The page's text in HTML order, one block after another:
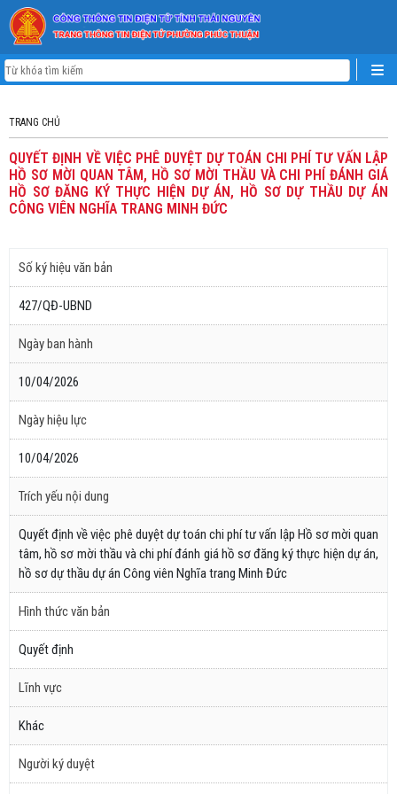
TRANG CHỦ
QUYẾT ĐỊNH VỀ VIỆC PHÊ DUYỆT DỰ TOÁN CHI PHÍ TƯ VẤN LẬP
HỒ SƠ MỜI QUAN TÂM, HỒ SƠ MỜI THẦU VÀ CHI PHÍ ĐÁNH GIÁ
HỒ SƠ ĐĂNG KÝ THỰC HIỆN DỰ ÁN, HỒ SƠ DỰ THẦU DỰ ÁN
CÔNG VIÊN NGHĨA TRANG MINH ĐỨC
Số ký hiệu văn bản
427/QĐ-UBND
Ngày ban hành
10/04/2026
Ngày hiệu lực
10/04/2026
Trích yếu nội dung
Quyết định về việc phê duyệt dự toán chi phí tư vấn lập Hồ sơ mời quan
tâm, hồ sơ mời thầu và chi phí đánh giá hồ sơ đăng ký thực hiện dự án,
hồ sơ dự thầu dự án Công viên Nghĩa trang Minh Đức
Hình thức văn bản
Quyết định
Lĩnh vực
Khác
Người ký duyệt